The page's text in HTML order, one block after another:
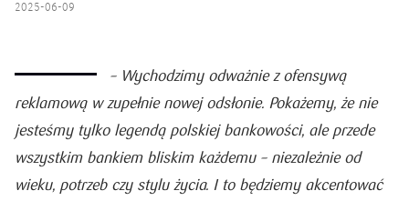
2025-06-09
– Wychodzimy odważnie z ofensywą
reklamową w zupełnie nowej odsłonie. Pokażemy, że nie
jesteśmy tylko legendą polskiej bankowości, ale przede
wszystkim bankiem bliskim każdemu – niezależnie od
wieku, potrzeb czy stylu życia. I to będziemy akcentować